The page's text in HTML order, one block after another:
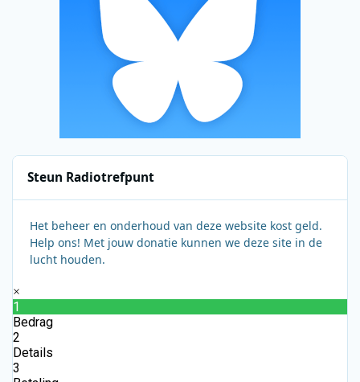
Steun Radiotrefpunt
Het beheer en onderhoud van deze website kost geld.
Help ons! Met jouw donatie kunnen we deze site in de
lucht houden.